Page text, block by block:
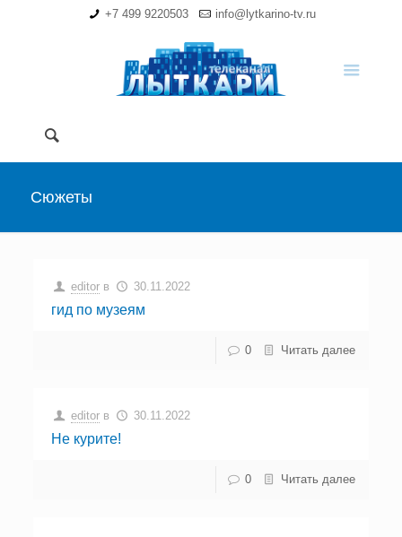
+7 499 9220503 info@lytkarino-tv.ru
Сюжеты
editor в 30.11.2022
гид по музеям
0 Читать далее
editor в 30.11.2022
Не курите!
0 Читать далее